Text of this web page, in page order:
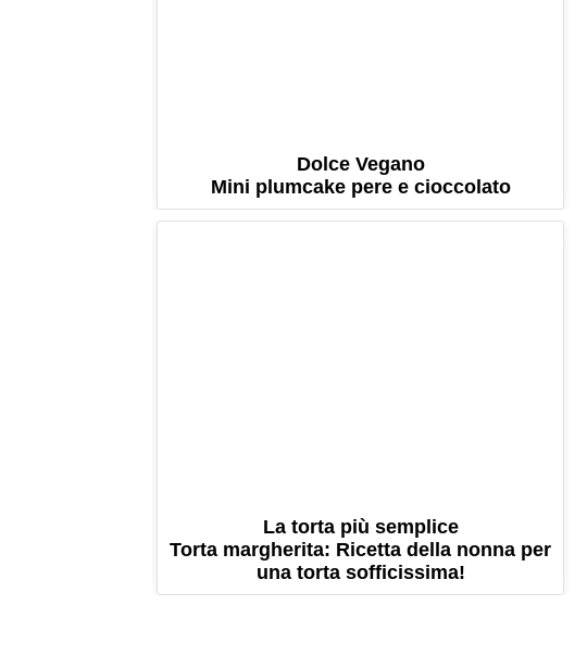
Dolce Vegano
Mini plumcake pere e cioccolato
La torta più semplice
Torta margherita: Ricetta della nonna per
una torta sofficissima!